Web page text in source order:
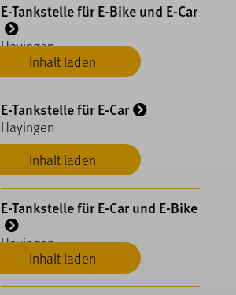
Inhalt laden
E-Tankstelle für E-Bike und E-Car
Hayingen
Inhalt laden
E-Tankstelle für E-Car
Hayingen
Inhalt laden
E-Tankstelle für E-Car und E-Bike
Hayingen